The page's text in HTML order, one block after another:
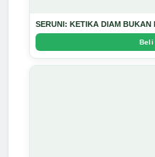
SERUNI: KETIKA DIAM
Beli